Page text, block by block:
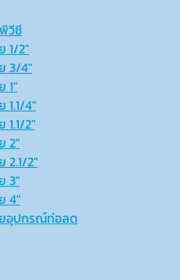
วีซี
1/2″
3/4″
1″
4″
2″
2″
2.1/2″
3″
4″
อุปกรณ์ท่อลด